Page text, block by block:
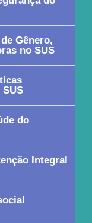
Gênero,
no SUS
do
Integral